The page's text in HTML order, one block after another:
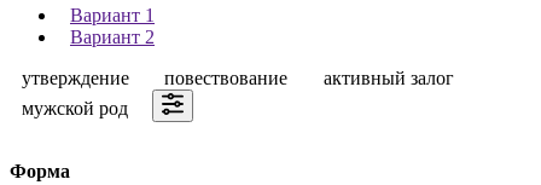
Вариант 1
Вариант 2
утверждение
повествование
активный залог
мужской род
Форма